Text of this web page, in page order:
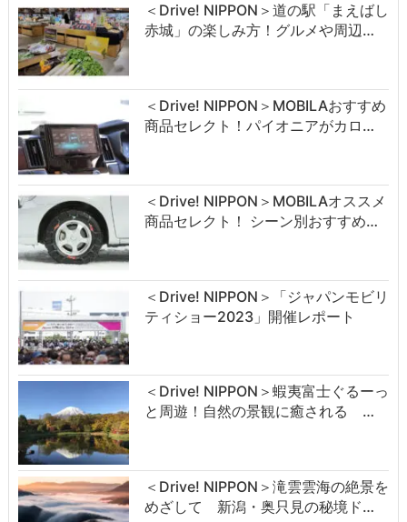
＜Drive! NIPPON＞道の駅「まえばし
赤城」の楽しみ方！グルメや周辺…
＜Drive! NIPPON＞MOBILAおすすめ
商品セレクト！パイオニアがカロ…
＜Drive! NIPPON＞MOBILAオススメ
商品セレクト！ シーン別おすすめ…
＜Drive! NIPPON＞「ジャパンモビリ
ティショー2023」開催レポート
＜Drive! NIPPON＞蝦夷富士ぐるーっ
と周遊！自然の景観に癒される …
＜Drive! NIPPON＞滝雲雲海の絶景を
めざして 新潟・奥只見の秘境ド…